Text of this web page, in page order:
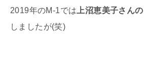
2019年のM-1では 上沼恵美子さん
しましたが(笑)